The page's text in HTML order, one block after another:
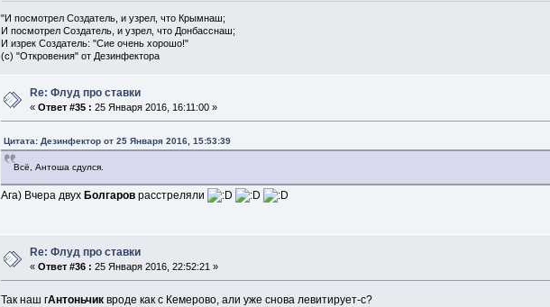
"И посмотрел Создатель, и узрел, что Крымнаш;
И посмотрел Создатель, и узрел, что Донбасснаш;
И изрек Создатель: "Сие очень хорошо!"
(с) "Откровения" от Дезинфектора
Re: Флуд про ставки
«Ответ #35 : 25 Января 2016, 16:11:00 »
Цитата: Дезинфектор от 25 Января 2016, 15:53:39
Всё, Антоша сдулся.
Ага) Вчера двух Болгароврасстреляли
Re: Флуд про ставки
«Ответ #36 : 25 Января 2016, 22:52:21 »
Так наш гАнтоньчиквроде как с Кемерово, али уже снова левитирует-с?